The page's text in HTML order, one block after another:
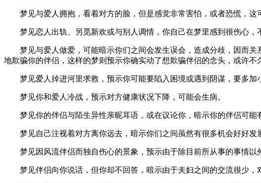
梦见与爱人拥抱，看着对方的脸，但是感觉非常害怕，或者恐慌，这
梦见恋人出轨、另觅新欢或与别人调情，你自己在梦里感到很伤心，
梦见与爱人做爱，可能暗示你们之间会发生误会，造成分歧，因而关
地欺骗你的伴侣，这样的梦则预示你确实动了想欺骗伴侣的念头，或许不
梦见爱人掉进河里求救，预示你可能要陷入困境或遇到阴谋，要多加
梦见你和爱人冷战，预示对方健康状况下降，可能会生病。
梦见你的伴侣与陌生异性亲昵耳语，或在议论你，暗示你的伴侣可能
梦见自己注视着对方离你远去，暗示你们之间虽然有很多机会好好发
梦见因风流伴侣而独自伤心的景象，预示由于除目前所从事的事情以
梦见伴侣向你说话，但你却不回答，暗示由于夫妇之间的交流很少，